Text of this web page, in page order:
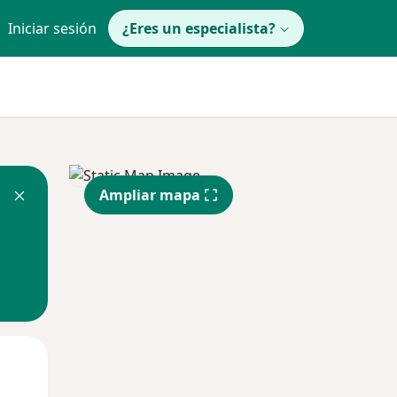
Iniciar sesión ¿Eres un especialista?
Ampliar mapa